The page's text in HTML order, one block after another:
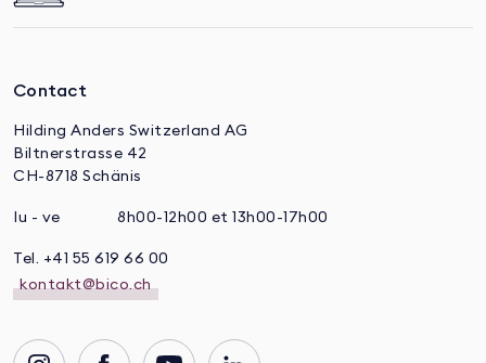
Contact
Hilding Anders Switzerland AG
Biltnerstrasse 42
CH-8718 Schänis
lu - ve 8h00-12h00 et 13h00-17h00
Tel. +41 55 619 66 00
kontakt@bico.ch